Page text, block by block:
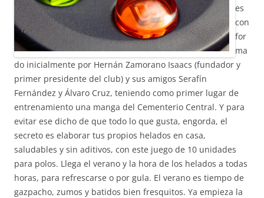
es
con
for
ma
do inicialmente por Hernán Zamorano Isaacs (fundador y
primer presidente del club) y sus amigos Serafín
Fernández y Álvaro Cruz, teniendo como primer lugar de
entrenamiento una manga del Cementerio Central. Y para
evitar ese dicho de que todo lo que gusta, engorda, el
secreto es elaborar tus propios helados en casa,
saludables y sin aditivos, con este juego de 10 unidades
para polos. Llega el verano y la hora de los helados a todas
horas, para refrescarse o por gula. El verano es tiempo de
gazpacho, zumos y batidos bien fresquitos. Ya empieza la